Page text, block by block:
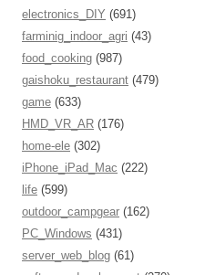
electronics_DIY (691)
farminig_indoor_agri (43)
food_cooking (987)
gaishoku_restaurant (479)
game (633)
HMD_VR_AR (176)
home-ele (302)
iPhone_iPad_Mac (222)
life (599)
outdoor_campgear (162)
PC_Windows (431)
server_web_blog (61)